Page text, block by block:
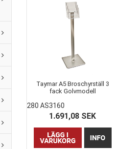
Taymar A5 Broschyrställ 3
fack Golvmodell
280 AS3160
1.691,08 SEK